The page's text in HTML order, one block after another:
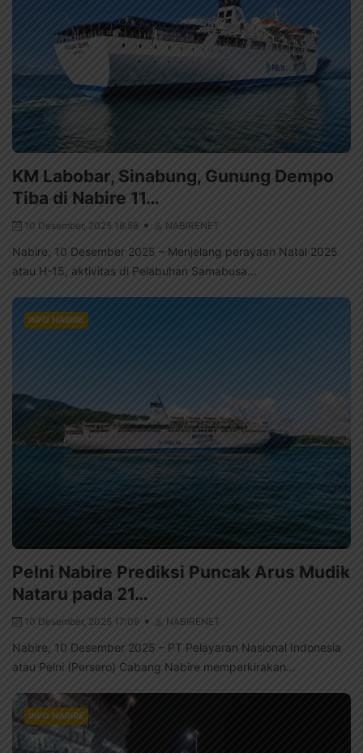
KM Labobar, Sinabung, Gunung Dempo
Tiba di Nabire 11…
10 Desember, 2025 18:58 NABIRENET
Nabire, 10 Desember 2025 – Menjelang perayaan Natal 2025
atau H-15, aktivitas di Pelabuhan Samabusa...
INFO NABIRE
Pelni Nabire Prediksi Puncak Arus Mudik
Nataru pada 21…
10 Desember, 2025 17:09 NABIRENET
Nabire, 10 Desember 2025 – PT Pelayaran Nasional Indonesia
atau Pelni (Persero) Cabang Nabire memperkirakan...
INFO NABIRE